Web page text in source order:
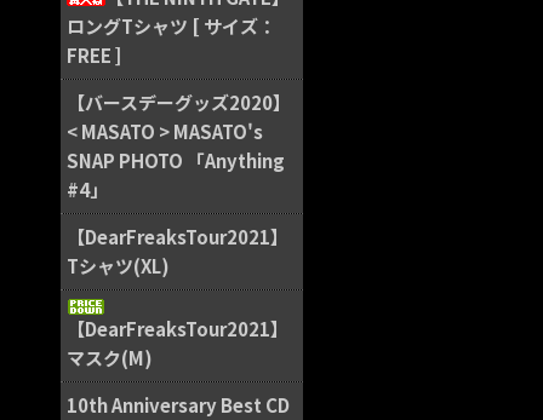
ロングTシャツ [ サイズ：
FREE ]
【バースデーグッズ2020】
< MASATO > MASATO's
SNAP PHOTO 「Anything
#4」
【DearFreaksTour2021】
Tシャツ(XL)
【DearFreaksTour2021】
マスク(M)
10th Anniversary Best CD